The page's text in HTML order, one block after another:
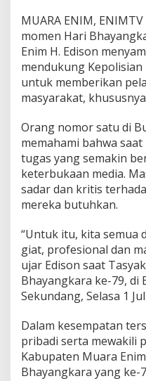
MUARA ENIM,
momen Hari
Enim H. Edison
mendukung
untuk memberikan
masyarakat,
Orang nomor satu di
memahami bahwa
tugas yang semakin
keterbukaan media.
sadar dan kritis
mereka butuhkan.
“Untuk itu, kita
giat, profesional dan
ujar Edison saat
Bhayangkara ke-79, di
Sekundang, Selasa 1
Dalam kesempatan
pribadi serta mewakili
Kabupaten Muara
Bhayangkara yang ke-